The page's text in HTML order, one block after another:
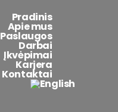
Pradinis
Apie mus
Paslaugos
Darbai
Įkvėpimai
Karjera
Kontaktai